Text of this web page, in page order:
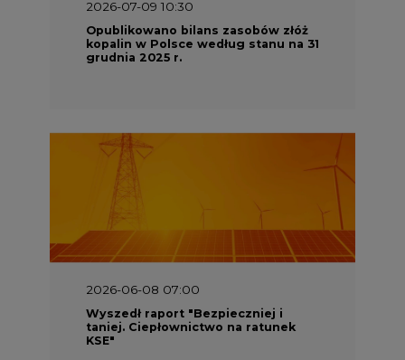
2026-07-09 10:30
Opublikowano bilans zasobów złóż
kopalin w Polsce według stanu na 31
grudnia 2025 r.
2026-06-08 07:00
Wyszedł raport "Bezpieczniej i
taniej. Ciepłownictwo na ratunek
KSE"